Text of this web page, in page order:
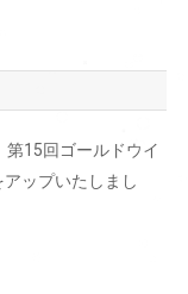
15回ゴールドウイ
ップいたしまし